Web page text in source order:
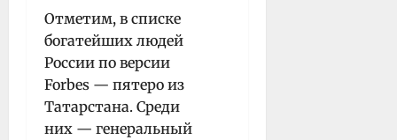
Отметим, в списке
богатейших людей
России по версии
Forbes — пятеро из
Татарстана. Среди
них — генеральный